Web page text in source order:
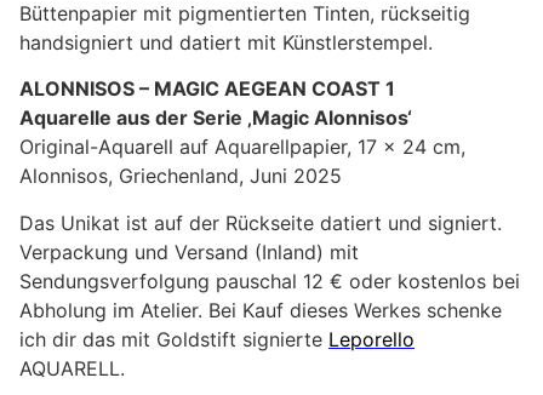
Büttenpapier mit pigmentierten Tinten, rückseitig
handsigniert und datiert mit Künstlerstempel.
ALONNISOS – MAGIC AEGEAN COAST 1
Aquarelle aus der Serie ‚Magic Alonnisos‘
Original-Aquarell auf Aquarellpapier, 17 x 24 cm,
Alonnisos, Griechenland, Juni 2025
Das Unikat ist auf der Rückseite datiert und signiert.
Verpackung und Versand (Inland) mit
Sendungsverfolgung pauschal 12 € oder kostenlos bei
Abholung im Atelier. Bei Kauf dieses Werkes schenke
ich dir das mit Goldstift signierte Leporello
AQUARELL.